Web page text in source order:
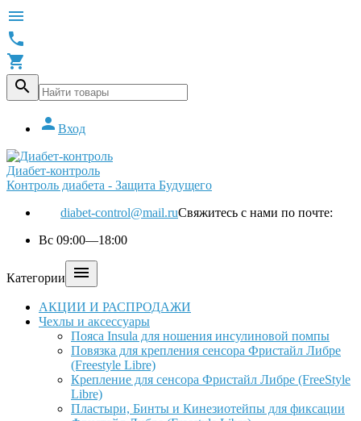




 Вход
Диабет-контроль
Контроль диабета - Защита Будущего
diabet-control@mail.ruСвяжитесь с нами по почте:
Вс 09:00—18:00
Категории 
АКЦИИ И РАСПРОДАЖИ
Чехлы и аксессуары
Пояса Insula для ношения инсулиновой помпы
Повязка для крепления сенсора Фристайл Либре
(Freestyle Libre)
Крепление для сенсора Фристайл Либре (FreeStyle
Libre)
Пластыри, Бинты и Кинезиотейпы для фиксации